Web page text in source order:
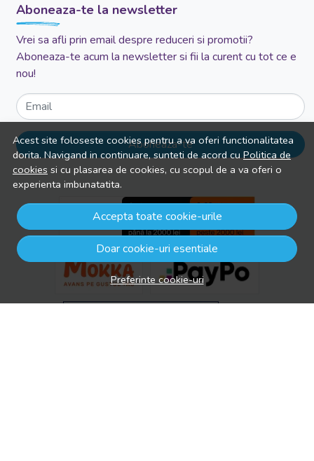
Acest site foloseste cookies pentru a va oferi functionalitatea
dorita. Navigand in continuare, sunteti de acord cuPolitica de
cookies si cu plasarea de cookies, cu scopul de a va oferi o
experienta imbunatatita.
Accepta toate cookie-urile
Doar cookie-uri esentiale
Preferinte cookie-uri
Aboneaza-te la newsletter
Vrei sa afli prin email despre reduceri si promotii?
Aboneaza-te acum la newsletter si fii la curent cu tot ce e
nou!
Email
Aboneaza-te